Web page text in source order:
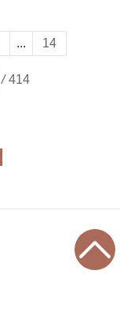
... 14
/ 414